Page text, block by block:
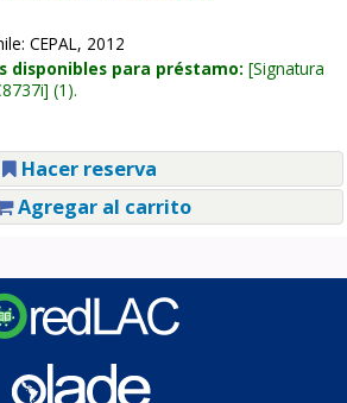
CEPAL, 2012
disponibles para préstamo: Signatura
(1).
Hacer reserva
Agregar al carrito